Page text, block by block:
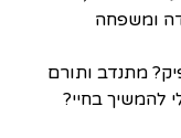
ומשפחה
מתנדב ותורם
להמשיך בחיי?